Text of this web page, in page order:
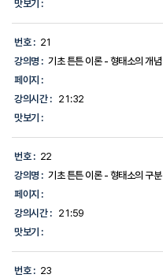
맛보기 :
번호 : 21
강의명 : 기초 튼튼 이론 - 형태소의 개념
페이지 :
강의시간 :
21:32
맛보기 :
번호 : 22
강의명 : 기초 튼튼 이론 - 형태소의 구분
페이지 :
강의시간 :
21:59
맛보기 :
번호 : 23